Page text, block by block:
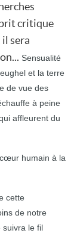
critique
sera
Sensualité
et la terre
de vue des
à peine
affleurent du
humain à la
cette
de notre
suivra le fil